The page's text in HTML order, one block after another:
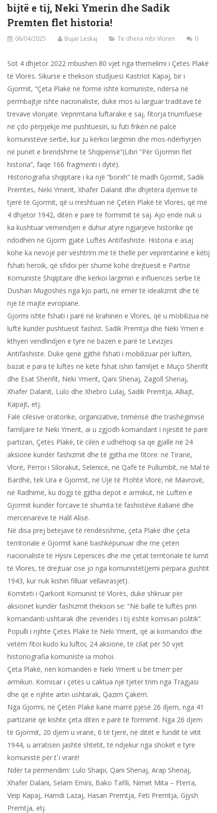
bijtë e tij, Neki Ymerin dhe Sadik
Premten flet historia!
06/04/2025 Bujar Leskaj Te dhena mbi Vloren 0
Sot 4 dhjetor 2022 mbushen 80 vjet nga themelimi i Çetës Plakë
të Vlorës. Sikurse e thekson studjuesi Kastriot Kapaj, bir i
Gjormit, “Çeta Plakë në formë ishte komuniste, ndërsa në
përmbajtje ishte nacionaliste, duke mos iu larguar traditave të
trevave vlonjate. Veprimtaria luftarake e saj, fitorja triumfuese
në çdo përpjekje me pushtuesin, iu futi frikën në palcë
komunistëve serbë, kur ju kërkoi largimin dhe mos-ndërhyrjen
në punët e brendshme të Shqipërisë”(Libri “Për Gjormin flet
historia”, faqe 166 fragmenti i dytë).
Historiografia shqiptare i ka një “borxh” të madh Gjormit, Sadik
Premtes, Neki Ymerit, Xhafer Dalanit dhe dhjetëra djemve të
tjerë të Gjormit, që u rreshtuan në Çetën Plakë të Vlorës, që më
4 dhjetor 1942, ditën e parë të formimit të saj. Ajo ende nuk u
ka kushtuar vëmendjen e duhur atyre ngjarjeve historike që
ndodhën në Gjorm gjatë Luftës Antifashiste. Historia e asaj
kohe ka nevojë për vështrim më të thellë për veprimtarinë e këtij
fshati heroik, që sfidoi për shumë kohë drejtuesit e Partisë
Komuniste Shqiptare dhe kërkoi largimin e influencës serbe të
Dushan Mugoshës nga kjo parti, në emër të idealizmit dhe të
një të majte evropiane.
Gjormi ishte fshati i parë në krahinën e Vlorës, që u mobilizua në
luftë kundër pushtuesit fashist. Sadik Premtja dhe Neki Ymeri e
kthyen vendlindjen e tyre në bazën e parë të Lëvizjes
Antifashiste. Duke qenë gjithë fshati i mobilizuar për luftën,
bazat e para të luftës në këtë fshat ishin familjet e Muço Sherifit
dhe Esat Sherifit, Neki Ymerit, Qani Shenaj, Zagoll Shenaj,
Xhafer Dalanit, Lulo dhe Xhebro Lulaj, Sadik Premtja, Alliajt,
Kapajt, etj.
Falë cilësive oratorike, organizative, trimërisë dhe trashëgimisë
familjare të Neki Ymerit, ai u zgjodh komandant i njësitit të parë
partizan, Çetës Plakë, të cilën e udhëhoqi sa qe gjallë në 24
aksione kundër fashizmit dhe të gjitha me fitore: në Tiranë,
Vlorë, Përroi i Silorakut, Selenicë, në Qafë të Pullumbit, në Mal të
Bardhë, tek Ura e Gjormit, në Ujë të Ftohtë Vlorë, në Mavrovë,
në Radhimë, ku dogji të gjitha depot e armikut, në Luftën e
Gjormit kundër forcave të shumta të fashistëve italianë dhe
mercenarëve të Halil Alisë.
Në disa prej betejave të rëndësishme, çeta Plakë dhe çeta
territoriale e Gjormit kanë bashkëpunuar dhe me çetën
nacionaliste të Hysni Lepenicës dhe me çetat territoriale të lumit
të Vlorës, të drejtuar ose jo nga komunistët(jemi përpara gushtit
1943, kur nuk kishin filluar vëllavrasjet).
Komiteti i Qarkorit Komunist të Vlorës, duke shkruar për
aksionet kundër fashizmit thekson se: “Në ballë të luftës prin
komandanti ushtarak dhe zëvendës i tij është komisari politik”.
Populli i njihte Çetës Plakë të Neki Ymerit, që ai komandoi dhe
vetëm fitoi kudo ku luftoi, 24 aksione, të cilat për 50 vjet
historiografia komuniste ia mohoi.
Çeta Plakë, nën komandën e Neki Ymerit u bë tmerr për
armikun. Komisar i çetës u caktua një tjetër trim nga Tragjasi
dhe që e njihte artin ushtarak, Qazim Çakërri.
Nga Gjormi, në Çetën Plakë kanë marrë pjesë 26 djem, nga 41
partizanë që kishte çeta ditën e parë të formimit. Nga 26 djem
të Gjormit, 20 djem u vranë, 6 të tjerë, në ditët e fundit të vitit
1944, u arratisën jashtë shtetit, të ndjekur nga shokët e tyre
komunistë për t`i vrarë!
Ndër ta përmendim: Lulo Shaipi, Qani Shenaj, Arap Shenaj,
Xhafer Dalani, Selam Emini, Bako Tafili, Nimet Mita – Fterra,
Veip Kapaj, Hamdi Lazaj, Hasan Premtja, Feti Premtja, Gjysh
Premtja, etj.